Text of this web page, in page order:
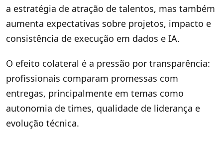
a estratégia de atração de talentos, mas também
aumenta expectativas sobre projetos, impacto e
consistência de execução em dados e IA.
O efeito colateral é a pressão por transparência:
profissionais comparam promessas com
entregas, principalmente em temas como
autonomia de times, qualidade de liderança e
evolução técnica.